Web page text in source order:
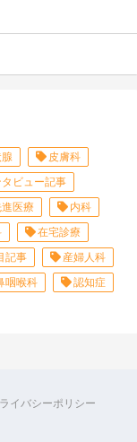
皮膚科
タビュー記事
進医療
内科
在宅診療
記事
産婦人科
咽喉科
認知症
イバシーポリシー